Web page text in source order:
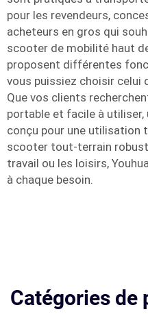
pour les revendeurs,
acheteurs en gros qui
scooter de mobilité haut
proposent différentes
vous puissiez choisir celui
Que vos clients
portable et facile à
conçu pour une utilisation
scooter tout-terrain
travail ou les loisirs,
à chaque besoin.
Catégories de